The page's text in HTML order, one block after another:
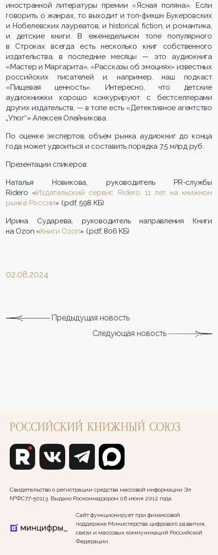
иностранной литературы премии «Ясная поляна». Если
говорить о жанрах, то выходит и топ-фикшн Букеровских
и Нобелевских лауреатов, и historical fiction, и романтика,
и детские книги. В еженедельном топе популярного
в Строках всегда есть несколько книг собственного
издательства, в последние месяцы — это аудиокнига
«Мастер и Маргарита», «Рассказы об эмоциях» известных
российских писателей и, например, наш подкаст
«Пищевая ценность». Интересно, что детские
аудиокнижки хорошо конкурируют с бестселлерами
других издательств, — в топе есть «Детективное агентство
„‎Утюг“» Алексея Олейникова.
По оценке экспертов, объем рынка аудиокниг до конца
года может удвоиться и составить порядка 7,5 млрд руб.
Презентации спикеров:
Наталья Новикова, руководитель PR-службы
Ridero «Издательский сервис Ridero: 11 лет на книжном
рынке России» (.pdf, 598 КБ)
Ирина Сударева, руководитель направления Книги
на Ozon «Книги Ozon» (.pdf, 806 КБ)
02.08.2024
Предыдущая новость
Следующая новость
Свидетельство о регистрации средства массовой информации Эл
№ФС77-50113. Выдано Роскомнадзором 06 июня 2012 года.
Сайт функционирует при финансовой
поддержке Министерства цифрового развития,
связи и массовых коммуникаций Российской
Федерации.